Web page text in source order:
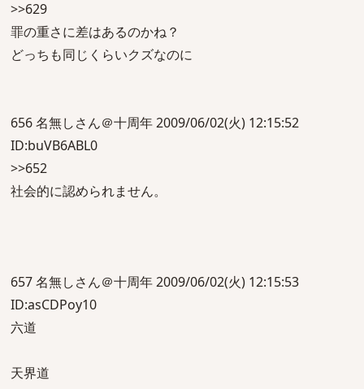
>>629
罪の重さに差はあるのかね？
どっちも同じくらいクズなのに
656 名無しさん＠十周年 2009/06/02(火) 12:15:52
ID:buVB6ABL0
>>652
社会的に認められません。
657 名無しさん＠十周年 2009/06/02(火) 12:15:53
ID:asCDPoy10
六道
天界道